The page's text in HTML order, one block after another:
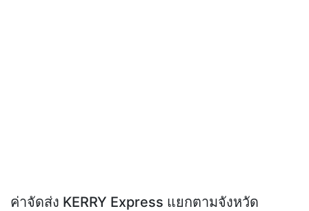
ค่าจัดส่ง KERRY Express แยกตามจังหวัด